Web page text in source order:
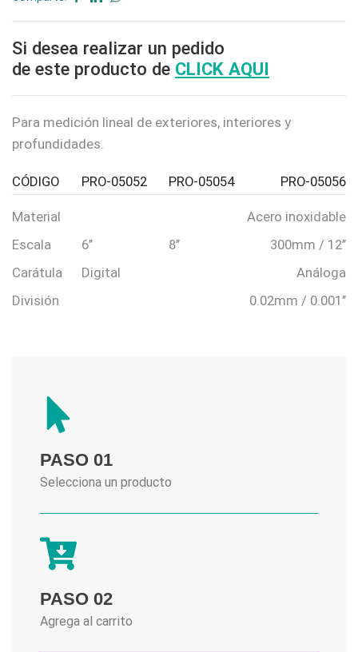
Si desea realizar un pedido
de este producto de CLICK AQUI
Para medición lineal de exteriores, interiores y
profundidades.
CÓDIGO PRO-05052 PRO-05054 PRO-05056
Material
Acero inoxidable
Escala
6’’ 8’’
300mm / 12’’
Carátula
Digital
Análoga
División
0.02mm / 0.001’’
PASO 01
Selecciona un producto
PASO 02
Agrega al carrito